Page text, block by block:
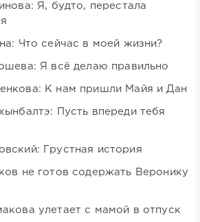
Я, будто, перестала
Что сейчас в моей жизни?
Я всё делаю правильно
К нам пришли Майя и Дан
Пусть впереди тебя
Грустная история
не готов содержать Веронику
улетает с мамой в отпуск